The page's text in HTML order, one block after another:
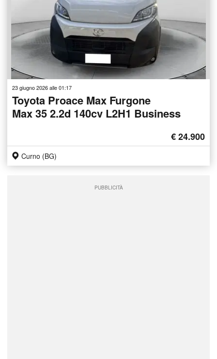
23 giugno 2026 alle 01:17
Toyota Proace Max Furgone
Max 35 2.2d 140cv L2H1 Business
€ 24.900
Curno (BG)
PUBBLICITÀ